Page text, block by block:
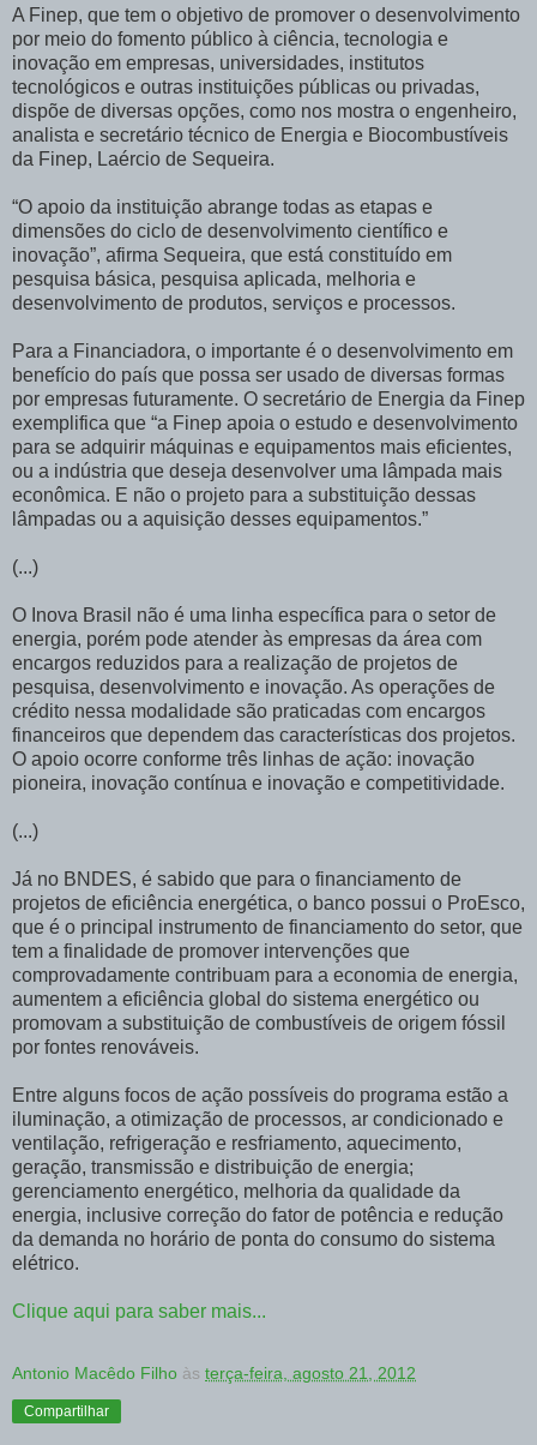
A Finep, que tem o objetivo de promover o desenvolvimento
por meio do fomento público à ciência, tecnologia e
inovação em empresas, universidades, institutos
tecnológicos e outras instituições públicas ou privadas,
dispõe de diversas opções, como nos mostra o engenheiro,
analista e secretário técnico de Energia e Biocombustíveis
da Finep, Laércio de Sequeira.
“O apoio da instituição abrange todas as etapas e
dimensões do ciclo de desenvolvimento científico e
inovação”, afirma Sequeira, que está constituído em
pesquisa básica, pesquisa aplicada, melhoria e
desenvolvimento de produtos, serviços e processos.
Para a Financiadora, o importante é o desenvolvimento em
benefício do país que possa ser usado de diversas formas
por empresas futuramente. O secretário de Energia da Finep
exemplifica que “a Finep apoia o estudo e desenvolvimento
para se adquirir máquinas e equipamentos mais eficientes,
ou a indústria que deseja desenvolver uma lâmpada mais
econômica. E não o projeto para a substituição dessas
lâmpadas ou a aquisição desses equipamentos.”
(...)
O Inova Brasil não é uma linha específica para o setor de
energia, porém pode atender às empresas da área com
encargos reduzidos para a realização de projetos de
pesquisa, desenvolvimento e inovação. As operações de
crédito nessa modalidade são praticadas com encargos
financeiros que dependem das características dos projetos.
O apoio ocorre conforme três linhas de ação: inovação
pioneira, inovação contínua e inovação e competitividade.
(...)
Já no BNDES, é sabido que para o financiamento de
projetos de eficiência energética, o banco possui o ProEsco,
que é o principal instrumento de financiamento do setor, que
tem a finalidade de promover intervenções que
comprovadamente contribuam para a economia de energia,
aumentem a eficiência global do sistema energético ou
promovam a substituição de combustíveis de origem fóssil
por fontes renováveis.
Entre alguns focos de ação possíveis do programa estão a
iluminação, a otimização de processos, ar condicionado e
ventilação, refrigeração e resfriamento, aquecimento,
geração, transmissão e distribuição de energia;
gerenciamento energético, melhoria da qualidade da
energia, inclusive correção do fator de potência e redução
da demanda no horário de ponta do consumo do sistema
elétrico.
Clique aqui para saber mais...
Antonio Macêdo Filho às terça-feira, agosto 21, 2012
Compartilhar